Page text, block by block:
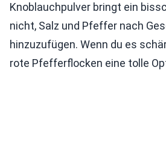
Knoblauchpulver bringt ein
nicht, Salz und Pfeffer nach
hinzuzufügen. Wenn du es
rote Pfefferflocken eine tolle